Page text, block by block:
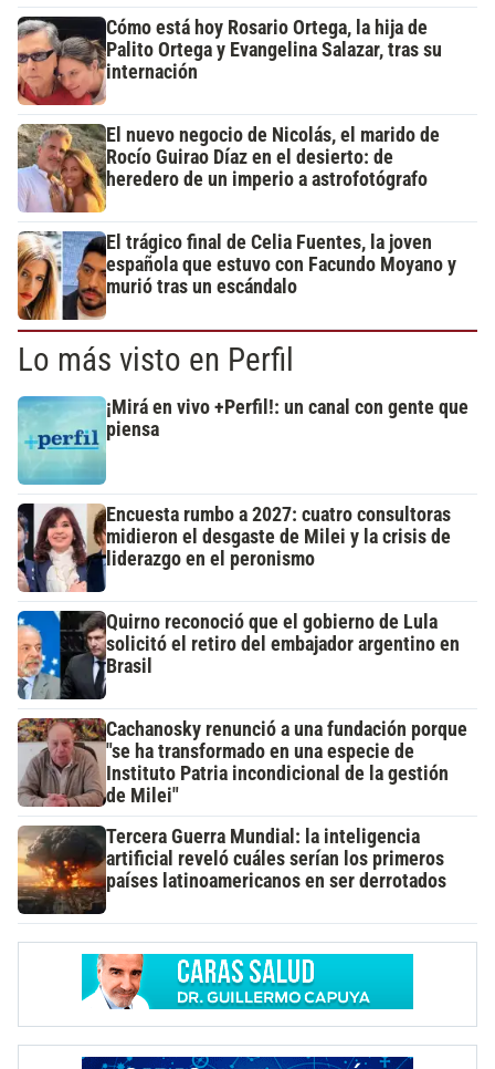
Cómo está hoy Rosario Ortega, la hija de
Palito Ortega y Evangelina Salazar, tras su
internación
El nuevo negocio de Nicolás, el marido de
Rocío Guirao Díaz en el desierto: de
heredero de un imperio a astrofotógrafo
El trágico final de Celia Fuentes, la joven
española que estuvo con Facundo Moyano y
murió tras un escándalo
Lo más visto en Perfil
¡Mirá en vivo +Perfil!: un canal con gente que
piensa
Encuesta rumbo a 2027: cuatro consultoras
midieron el desgaste de Milei y la crisis de
liderazgo en el peronismo
Quirno reconoció que el gobierno de Lula
solicitó el retiro del embajador argentino en
Brasil
Cachanosky renunció a una fundación porque
"se ha transformado en una especie de
Instituto Patria incondicional de la gestión
de Milei"
Tercera Guerra Mundial: la inteligencia
artificial reveló cuáles serían los primeros
países latinoamericanos en ser derrotados